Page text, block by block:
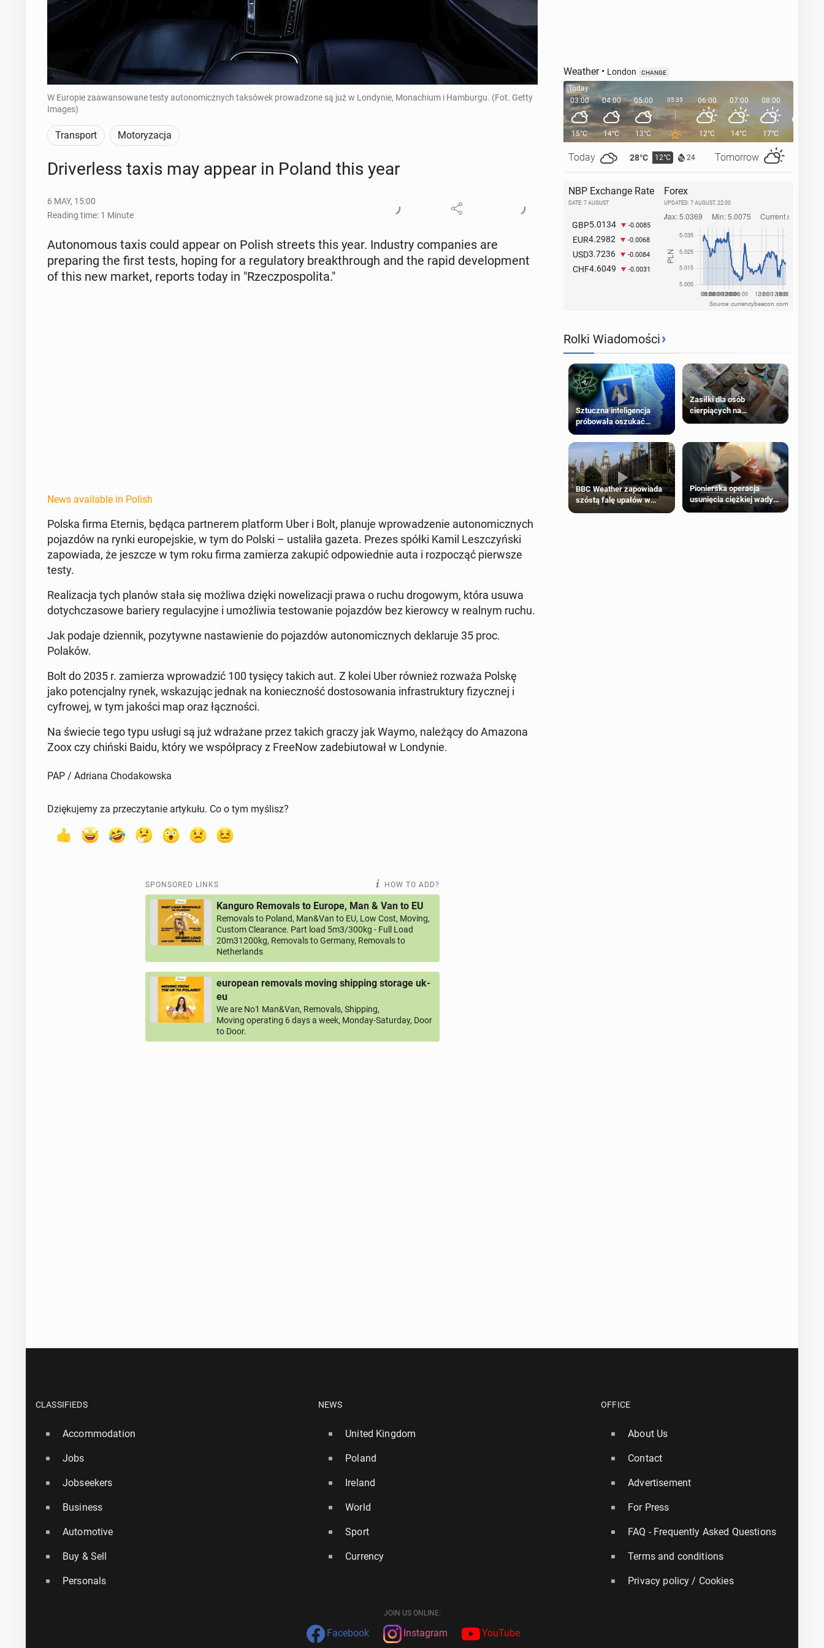
W Europie zaawansowane testy autonomicznych taksówek prowadzone są już w Londynie, Monachium i Hamburgu. (Fot. Getty
Images)
Transport Motoryzacja
Dri­ver­less taxis may appear in Poland this year
6 MAY, 15:00
Reading time: 1 Minute
Au­tonomous taxis could appear on Polish streets this year. In­dus­try com­pa­nies are
prepar­ing the first tests, hoping for a reg­u­la­to­ry break­through and the rapid de­vel­op­ment
of this new market, reports today in "Rzecz­pospoli­ta."
News available in Polish
Polska firma Eternis, będąca part­nerem plat­form Uber i Bolt, planuje wprowadze­nie au­to­nom­icznych
po­jazdów na rynki eu­rope­jskie, w tym do Polski – ustal­iła gazeta. Prezes spółki Kamil Leszczyńs­ki
za­powia­da, że jeszcze w tym roku firma za­mierza zakupić odpowied­nie auta i rozpocząć pier­wsze
testy.
Re­al­iza­c­ja tych planów stała się możliwa dzięki now­eliza­cji prawa o ruchu dro­gowym, która usuwa
doty­chcza­sowe bariery reg­u­la­cyjne i umożli­wia testowanie po­jazdów bez kierow­cy w realnym ruchu.
Jak podaje dzi­en­nik, pozy­ty­wne nastaw­ie­nie do po­jazdów au­to­nom­icznych deklaru­je 35 proc.
Polaków.
Bolt do 2035 r. za­mierza wprowadz­ić 100 tysięcy takich aut. Z kolei Uber również rozważa Polskę
jako po­tenc­jal­ny rynek, wskazu­jąc jednak na konieczność dos­tosowa­nia in­fra­struk­tu­ry fizy­cznej i
cyfrowej, w tym jakości map oraz łącznoś­ci.
Na świecie tego typu usługi są już wdrażane przez takich graczy jak Waymo, należą­cy do Amazona
Zoox czy chiński Baidu, który we współpra­cy z FreeNow zade­bi­u­tował w Lon­dynie.
PAP / Adriana Chodakowska
Dziękujemy za przeczytanie artykułu. Co o tym myślisz?
SPONSORED LINKS HOW TO ADD?
Kanguro Removals to Europe, Man & Van to EU
Removals to Poland, Man&Van to EU, Low Cost, Moving,
Custom Clearance. Part load 5m3/300kg - Full Load
20m31200kg, Removals to Germany, Removals to
Netherlands
european removals moving shipping storage uk-
eu
We are No1 Man&Van, Removals, Shipping,
Moving operating 6 days a week, Monday-Saturday, Door
to Door.
Weather• London CHANGE
Today
03:00
15°C
Today 28°C 12°C 24 Tomorrow
04:00
14°C
05:00
13°C
05:35 06:00
12°C
07:00
14°C
08:00
17°C
09:00
NBP Exchange Rate
DATE: 7 AUGUST
GBP5.0134 -0.0085
EUR4.2982 -0.0068
USD3.7236 -0.0084
CHF4.6049 -0.0031
Forex
UPDATED: 7 AUGUST, 22:00
Source: currencybeacon.com
Rolki Wiadomości›
Sztuczna inteligencja
próbowała oszukać
człowieka
Zasiłki dla osób
cierpiących na
schorzenia psychiczne
BBC Weather zapowiada
szóstą falę upałów w
Londynie
Pionierska operacja
usunięcia ciężkiej wady
wrodzonej płodu w łonie
CLASSIFIEDS
Accommodation
Jobs
Jobseekers
Business
Automotive
Buy & Sell
Personals
NEWS
United Kingdom
Poland
Ireland
World
Sport
Currency
OFFICE
About Us
Contact
Advertisement
For Press
FAQ - Frequently Asked Questions
Terms and conditions
Privacy policy / Cookies
JOIN US ONLINE:
Facebook Instagram YouTube